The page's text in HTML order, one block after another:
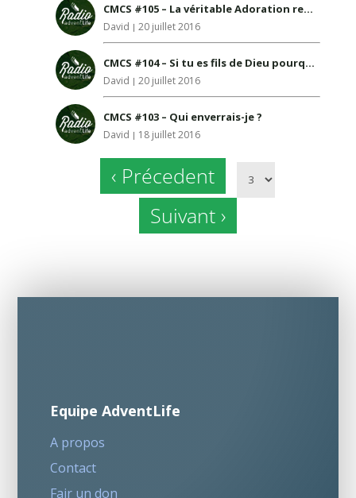
CMCS #105 – La véritable Adoration requiert l’obéissance
David 20 juillet 2016
CMCS #104 – Si tu es fils de Dieu pourquoi souffres-tu?
David 20 juillet 2016
CMCS #103 – Qui enverrais-je ?
David 18 juillet 2016
‹ Précedent
Suivant ›
Equipe AdventLife
A propos
Contact
Fair un don